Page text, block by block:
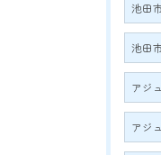
池田
池田
アジ
アジ